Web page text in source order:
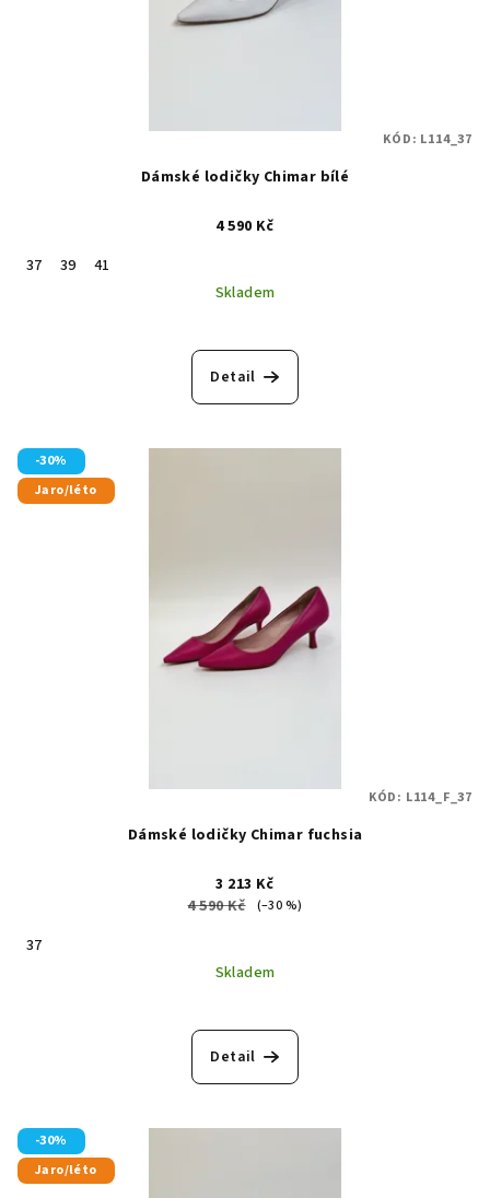
Dámské lodičky Chimar bílé
4 590 Kč
37
39
41
Skladem
Detail
KÓD: L114_37
-30%
Jaro/léto
Dámské lodičky Chimar fuchsia
3 213 Kč
4 590 Kč
(–30 %)
37
Skladem
hodnocení
produktu
Detail
KÓD: L114_F_37
-30%
Jaro/léto